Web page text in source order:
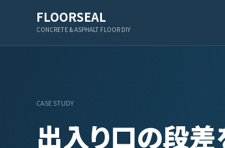
FLOORSEAL
CONCRETE & ASPHALT FLOOR DIY
CASE STUDY
出入り口の段